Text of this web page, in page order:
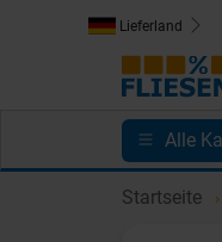
Lieferland
Alle
Startseite